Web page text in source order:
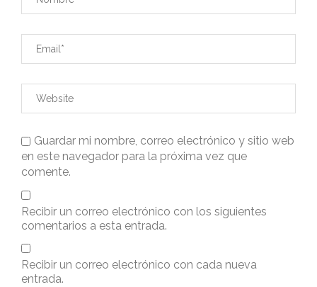
Guardar mi nombre, correo electrónico y sitio web
en este navegador para la próxima vez que
comente.
Recibir un correo electrónico con los siguientes
comentarios a esta entrada.
Recibir un correo electrónico con cada nueva
entrada.